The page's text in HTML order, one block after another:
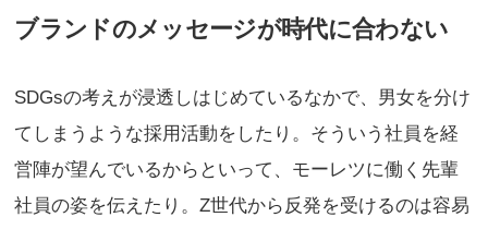
ブランドのメッセージが時代に合わない
SDGsの考えが浸透しはじめているなかで、男女を分け
てしまうような採用活動をしたり。そういう社員を経
営陣が望んでいるからといって、モーレツに働く先輩
社員の姿を伝えたり。Z世代から反発を受けるのは容易